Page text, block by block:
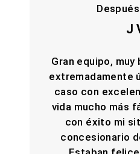
J
Gran equipo,
extremadamente
caso con
vida mucho más
con éxito mi
concesionario